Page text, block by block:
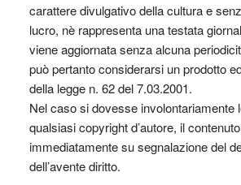
carattere divulgativo della cultura e
lucro, nè rappresenta una testata
viene aggiornata senza alcuna
può pertanto considerarsi un prodotto
della legge n. 62 del 7.03.2001.
Nel caso si dovesse involontariamente
qualsiasi copyright d’autore, il
immediatamente su segnalazione del
dell’avente diritto.